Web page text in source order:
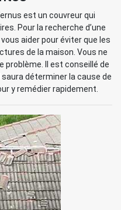
est un couvreur qui
Pour la recherche d’une
aider pour éviter que les
de la maison. Vous ne
problème. Il est conseillé de
déterminer la cause de
y remédier rapidement.